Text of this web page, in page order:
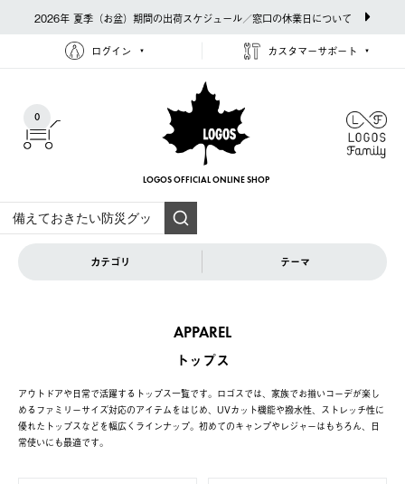
2026年 夏季（お盆）期間の出荷スケジュール／窓口の休業日について
ログイン カスタマーサポート
0
LOGOS OFFICIAL ONLINE SHOP
カテゴリ テーマ
APPAREL
トップス
アウトドアや日常で活躍するトップス一覧です。ロゴスでは、家族でお揃いコーデが楽し
めるファミリーサイズ対応のアイテムをはじめ、UVカット機能や撥水性、ストレッチ性に
優れたトップスなどを幅広くラインナップ。初めてのキャンプやレジャーはもちろん、日
常使いにも最適です。